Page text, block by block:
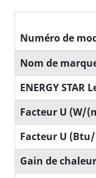
Numéro de
Nom de
ENERGY STAR
Facteur U (W/
Facteur U (Btu/
Gain de